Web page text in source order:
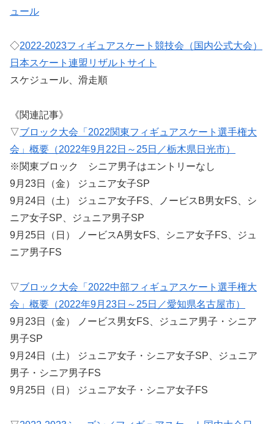
ュール
◇2022-2023フィギュアスケート競技会（国内公式大会）
日本スケート連盟リザルトサイト
スケジュール、滑走順
《関連記事》
▽ブロック大会「2022関東フィギュアスケート選手権大
会」概要（2022年9月22日～25日／栃木県日光市）
※関東ブロック シニア男子はエントリーなし
9月23日（金） ジュニア女子SP
9月24日（土） ジュニア女子FS、ノービスB男女FS、シ
ニア女子SP、ジュニア男子SP
9月25日（日） ノービスA男女FS、シニア女子FS、ジュ
ニア男子FS
▽ブロック大会「2022中部フィギュアスケート選手権大
会」概要（2022年9月23日～25日／愛知県名古屋市）
9月23日（金） ノービス男女FS、ジュニア男子・シニア
男子SP
9月24日（土） ジュニア女子・シニア女子SP、ジュニア
男子・シニア男子FS
9月25日（日） ジュニア女子・シニア女子FS